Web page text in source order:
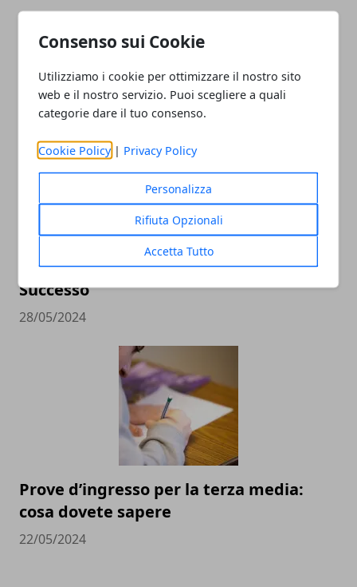
Consenso sui Cookie
Utilizziamo i cookie per ottimizzare il nostro sito
web e il nostro servizio. Puoi scegliere a quali
categorie dare il tuo consenso.
Cookie Policy | Privacy Policy
Personalizza
Rifiuta Opzionali
Accetta Tutto
nei lavori a turno
04/11/2024
Come Spiccare e Generare Lead con
Attività Online: Strategie Efficaci per il
Successo
28/05/2024
Prove d’ingresso per la terza media:
cosa dovete sapere
22/05/2024